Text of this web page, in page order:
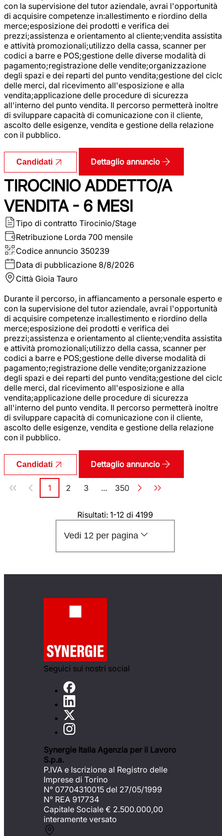
con la supervisione del tutor aziendale, avrai l'opportunità
di acquisire competenze in:allestimento e riordino della
merce;esposizione dei prodotti e verifica dei
prezzi;assistenza e orientamento al cliente;vendita assistita
e attività promozionali;utilizzo della cassa, scanner per
codici a barre e POS;gestione delle diverse modalità di
pagamento;registrazione delle vendite;organizzazione
degli spazi e dei reparti del punto vendita;gestione del
delle merci, dal ricevimento all'esposizione e alla
vendita;applicazione delle procedure di sicurezza
all'interno del punto vendita. Il percorso permetterà inoltre
di sviluppare capacità di comunicazione con il cliente,
ascolto delle esigenze, vendita e gestione della relazione
con il pubblico.
Candidati Dettaglio annuncio
TIROCINIO ADDETTO/A
VENDITA - 6 MESI
Tipo di contratto Tirocinio/Stage
Retribuzione Lorda 700 mensile
Codice annuncio 350239
Data di pubblicazione 8/8/2026
Città Gioia Tauro
Durante il percorso, in affiancamento a personale esperto e
con la supervisione del tutor aziendale, avrai l'opportunità
di acquisire competenze in:allestimento e riordino della
merce;esposizione dei prodotti e verifica dei
prezzi;assistenza e orientamento al cliente;vendita assistita
e attività promozionali;utilizzo della cassa, scanner per
codici a barre e POS;gestione delle diverse modalità di
pagamento;registrazione delle vendite;organizzazione
degli spazi e dei reparti del punto vendita;gestione del
delle merci, dal ricevimento all'esposizione e alla
vendita;applicazione delle procedure di sicurezza
all'interno del punto vendita. Il percorso permetterà inoltre
di sviluppare capacità di comunicazione con il cliente,
ascolto delle esigenze, vendita e gestione della relazione
con il pubblico.
Candidati Dettaglio annuncio
Paginazione
Pagina
1 Pagina
2 Pagina
3 ... Pagina
350
Risultati: 1-12 di 4199
Vedi 12 per pagina
Seguici sui nostri social
Synergie Italia Agenzia per il Lavoro
S.p.a.
P.IVA e Iscrizione al Registro delle
Imprese di Torino
N° 07704310015 del 27/05/1999
N° REA 917734
Capitale Sociale € 2.500.000,00
interamente versato